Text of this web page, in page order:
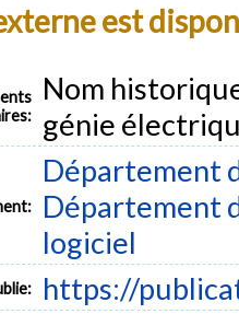
est
Nom
génie
Département
Département
logiciel
https://